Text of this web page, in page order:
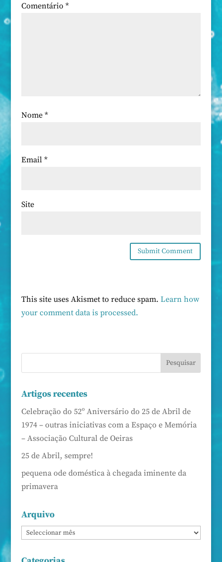
Comentário *
Nome *
Email *
Site
This site uses Akismet to reduce spam. Learn how
your comment data is processed.
Artigos recentes
Celebração do 52º Aniversário do 25 de Abril de
1974 – outras iniciativas com a Espaço e Memória
– Associação Cultural de Oeiras
25 de Abril, sempre!
pequena ode doméstica à chegada iminente da
primavera
Arquivo